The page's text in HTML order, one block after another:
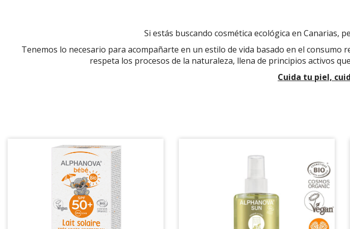
Si estás buscando cosmética ecológica en Canarias,
Tenemos lo necesario para acompañarte en un estilo de vida basado en el
respeta los procesos de la naturaleza, llena de principios activos
Cuida tu piel,